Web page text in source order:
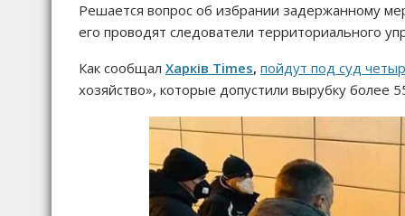
Решается вопрос об избрании задержанному
его проводят следователи территориального
Как сообщал Харків Times, пойдут под суд
хозяйство», которые допустили вырубку более